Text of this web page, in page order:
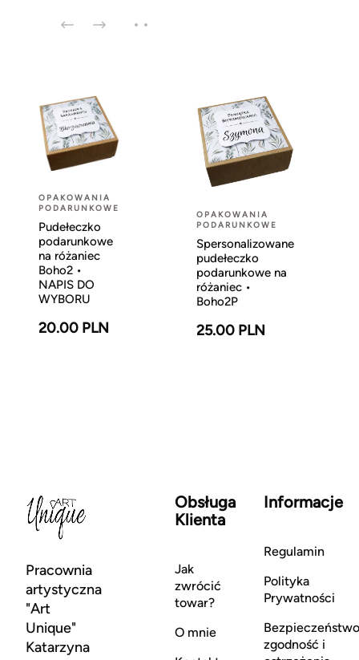
OPAKOWANIA
PODARUNKOWE
Pudełeczko
podarunkowe
na różaniec
Boho2 •
NAPIS DO
WYBORU
20.00 PLN
OPAKOWANIA
PODARUNKOWE
Spersonalizowane
pudełeczko
podarunkowe na
różaniec •
Boho2P
25.00 PLN
Pracownia
artystyczna
"Art
Unique"
Katarzyna
Obsługa
Klienta
Jak
zwrócić
towar?
O mnie
Informacje
Regulamin
Polityka
Prywatności
zgodność i